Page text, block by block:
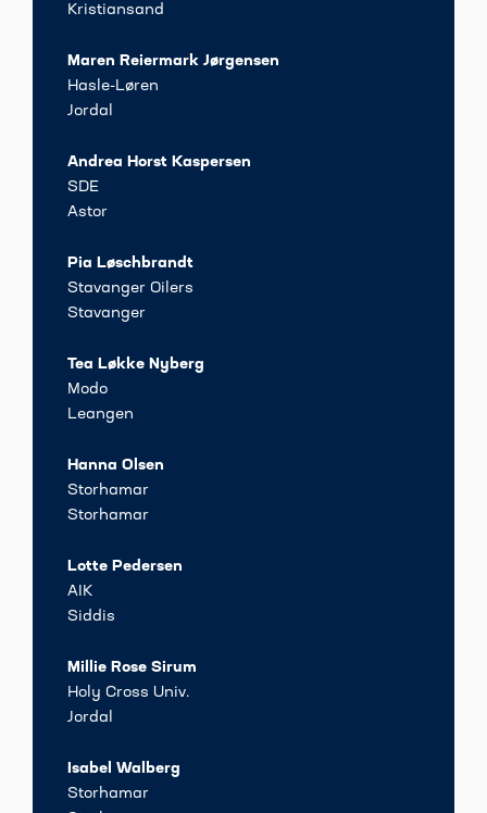
Kristiansand
Maren Reiermark Jørgensen
Hasle-Løren
Jordal
Andrea Horst Kaspersen
SDE
Astor
Pia Løschbrandt
Stavanger Oilers
Stavanger
Tea Løkke Nyberg
Modo
Leangen
Hanna Olsen
Storhamar
Storhamar
Lotte Pedersen
AIK
Siddis
Millie Rose Sirum
Holy Cross Univ.
Jordal
Isabel Walberg
Storhamar